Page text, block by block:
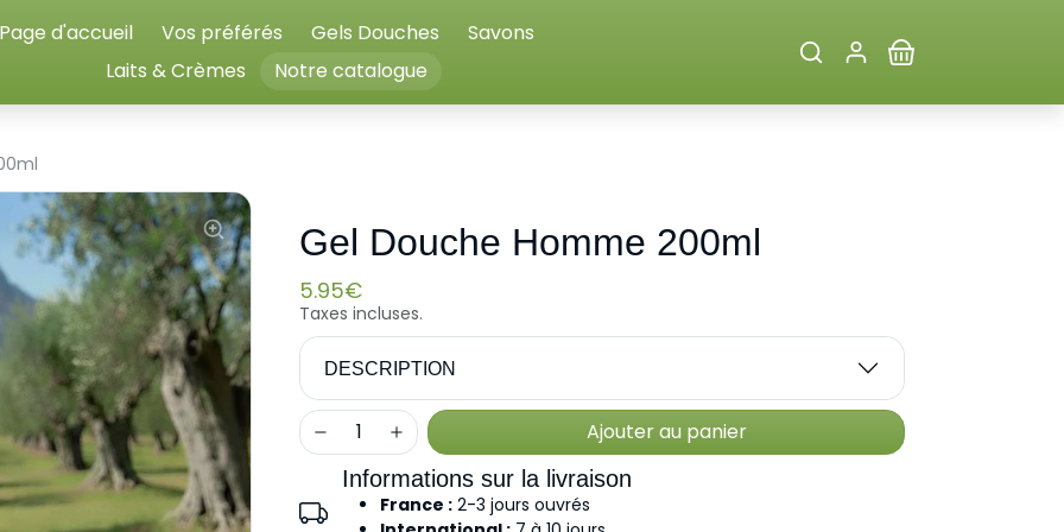
Page d'accueil Vos préférés Gels Douches
Savons
Laits & Crèmes
Notre catalogue
Gel Douche Homme 200ml
5.95€
Taxes incluses.
DESCRIPTION
Ajouter au panier
Informations sur la livraison
France : 2-3 jours ouvrés